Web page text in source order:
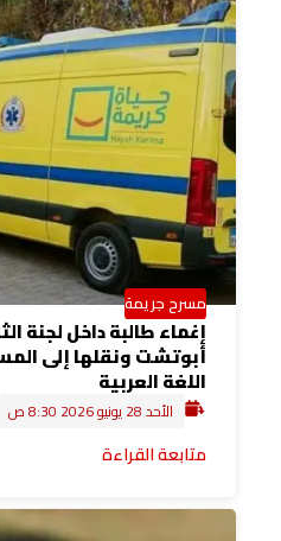
مسرح جريمة
إغماء طالبة داخل لجنة
أبوتشت ونقلها إلى
اللغة العربية
الأحد 28 يونيو 2026 8:30 ص
متابعة القراءة